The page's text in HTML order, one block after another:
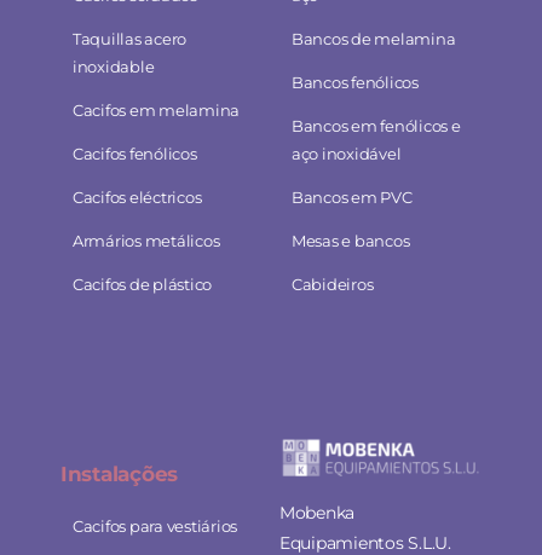
Taquillas acero
inoxidable
Cacifos em melamina
Cacifos fenólicos
Cacifos eléctricos
Armários metálicos
Cacifos de plástico
Bancos de melamina
Bancos fenólicos
Bancos em fenólicos e
aço inoxidável
Bancos em PVC
Mesas e bancos
Cabideiros
Instalações
Cacifos para vestiários
Mobenka
Equipamientos S.L.U.